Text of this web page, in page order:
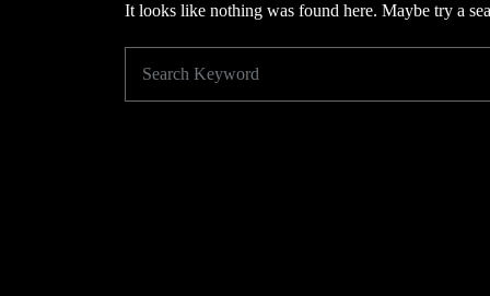
It looks like nothing was found here. Maybe try a